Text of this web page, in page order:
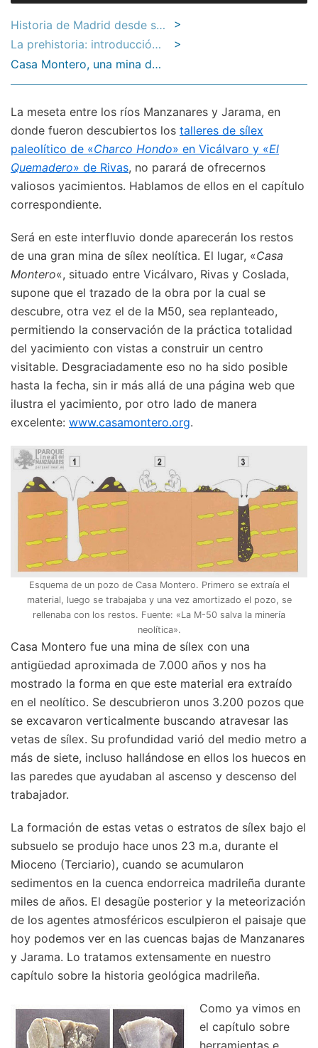
Historia de Madrid desde sus ríos: el Manzanares y el Jarama
>
La prehistoria: introducción y contenidos
>
Casa Montero, una mina de sílex neolítico
La meseta entre los ríos Manzanares y Jarama, en
donde fueron descubiertos los talleres de sílex
paleolítico de «Charco Hondo» en Vicálvaro y «El
Quemadero» de Rivas, no parará de ofrecernos
valiosos yacimientos. Hablamos de ellos en el capítulo
correspondiente.
Será en este interfluvio donde aparecerán los restos
de una gran mina de sílex neolítica. El lugar, «Casa
Montero«, situado entre Vicálvaro, Rivas y Coslada,
supone que el trazado de la obra por la cual se
descubre, otra vez el de la M50, sea replanteado,
permitiendo la conservación de la práctica totalidad
del yacimiento con vistas a construir un centro
visitable. Desgraciadamente eso no ha sido posible
hasta la fecha, sin ir más allá de una página web que
ilustra el yacimiento, por otro lado de manera
excelente: www.casamontero.org.
Esquema de un pozo de Casa Montero. Primero se extraía el
material, luego se trabajaba y una vez amortizado el pozo, se
rellenaba con los restos. Fuente: «La M-50 salva la minería
neolítica».
Casa Montero fue una mina de sílex con una
antigüedad aproximada de 7.000 años y nos ha
mostrado la forma en que este material era extraído
en el neolítico. Se descubrieron unos 3.200 pozos que
se excavaron verticalmente buscando atravesar las
vetas de sílex. Su profundidad varió del medio metro a
más de siete, incluso hallándose en ellos los huecos en
las paredes que ayudaban al ascenso y descenso del
trabajador.
La formación de estas vetas o estratos de sílex bajo el
subsuelo se produjo hace unos 23 m.a, durante el
Mioceno (Terciario), cuando se acumularon
sedimentos en la cuenca endorreica madrileña durante
miles de años. El desagüe posterior y la meteorización
de los agentes atmosféricos esculpieron el paisaje que
hoy podemos ver en las cuencas bajas de Manzanares
y Jarama. Lo tratamos extensamente en nuestro
capítulo sobre la historia geológica madrileña.
Como ya vimos en
el capítulo sobre
herramientas e